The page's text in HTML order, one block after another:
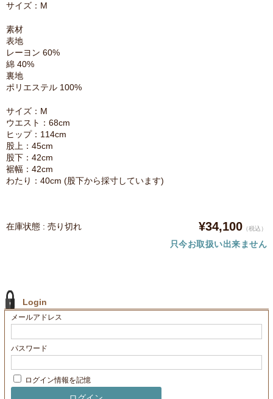
サイズ：M
素材
表地
レーヨン 60%
綿 40%
裏地
ポリエステル 100%
サイズ：M
ウエスト：68cm
ヒップ：114cm
股上：45cm
股下：42cm
裾幅：42cm
わたり：40cm (股下から採寸しています)
在庫状態 : 売り切れ ¥34,100 （税込）
只今お取扱い出来ません
Login
メールアドレス
パスワード
ログイン情報を記憶